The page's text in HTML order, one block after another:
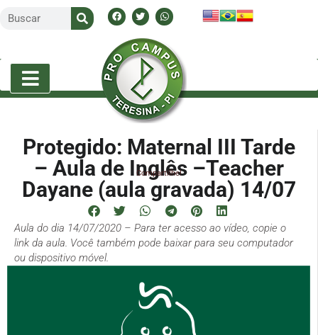
Protegido: Maternal III Tarde
– Aula de Inglês –Teacher
Dayane (aula gravada) 14/07
Compartilhe!
Aula do dia 14/07/2020 – Para ter acesso ao vídeo, copie o
link da aula. Você também pode baixar para seu computador
ou dispositivo móvel.